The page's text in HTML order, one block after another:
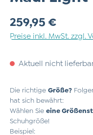
Regulärer Preis:
259,95 €
Preise inkl. MwSt. zzgl.
Aktuell nicht
Die richtige Größe?
hat sich bewährt:
Wählen Sie eine
Schuhgröße!
Beispiel: